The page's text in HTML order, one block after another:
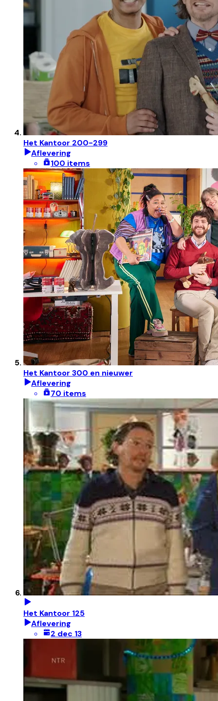
Het Kantoor 200-299
Aflevering
100 items
Het Kantoor 300 en nieuwer
Aflevering
70 items
Het Kantoor 125
Aflevering
2 dec 13